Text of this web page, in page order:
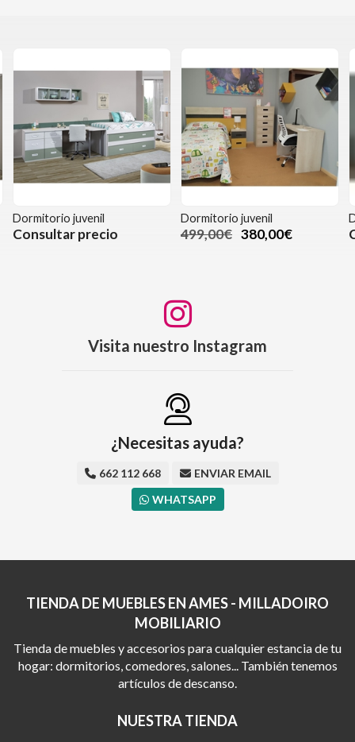
Dormitorio juvenil
Consultar precio
Dormitorio juvenil
499,00€ 380,00€
Visita nuestro Instagram
¿Necesitas ayuda?
662 112 668
ENVIAR EMAIL
WHATSAPP
TIENDA DE MUEBLES EN AMES - MILLADOIRO
MOBILIARIO
Tienda de muebles y accesorios para cualquier estancia de tu
hogar: dormitorios, comedores, salones... También tenemos
artículos de descanso.
NUESTRA TIENDA